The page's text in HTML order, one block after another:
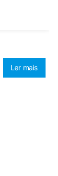
Ler mais